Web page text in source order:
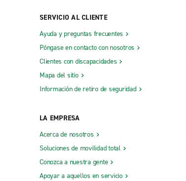
SERVICIO AL CLIENTE
Ayuda y preguntas frecuentes
Póngase en contacto con nosotros
Clientes con discapacidades
Mapa del sitio
Información de retiro de seguridad
LA EMPRESA
Acerca de nosotros
Soluciones de movilidad total
Conozca a nuestra gente
Apoyar a aquellos en servicio